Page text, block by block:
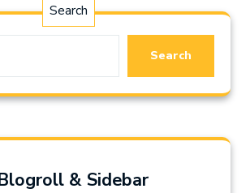
Search
Search
& Sidebar